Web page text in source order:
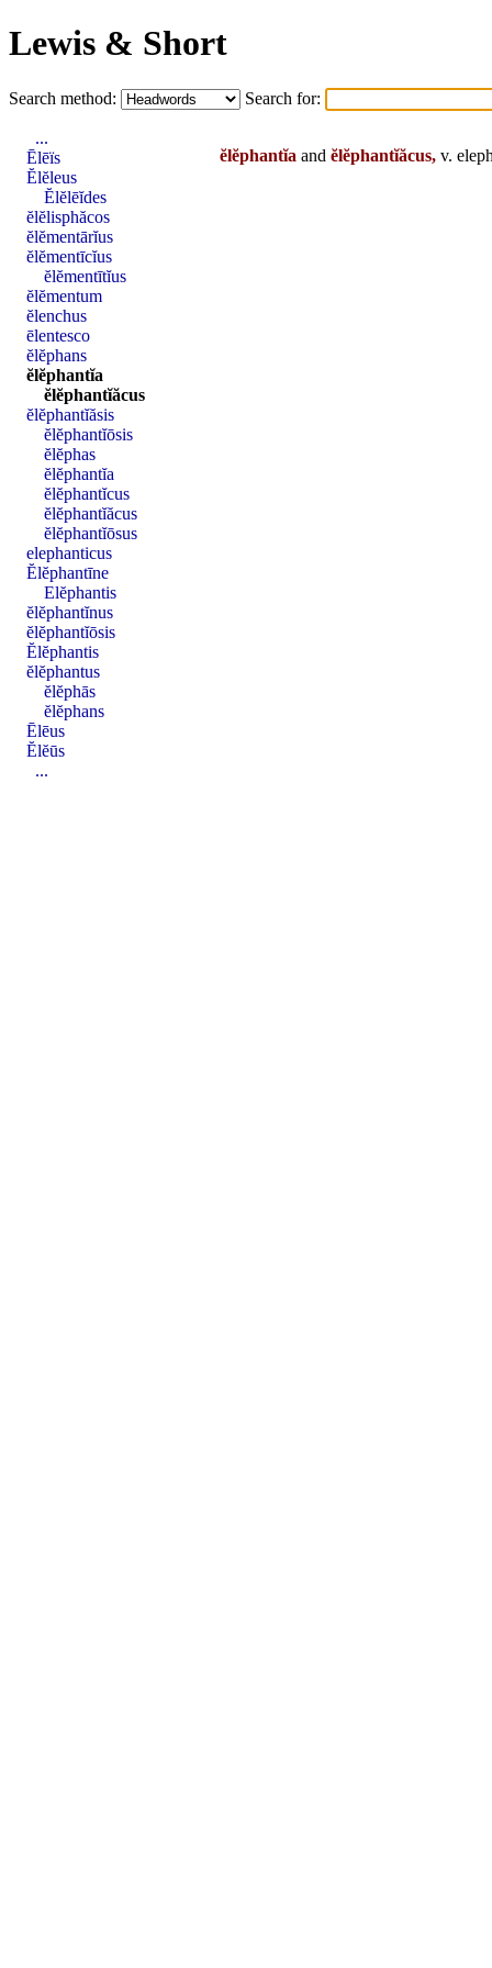
Lewis & Short
Search method: Search for:
ĕlĕphantĭa and ĕlĕphantĭăcus, v.
...
Ēlēïs
Ĕlĕleus
Ĕlĕlēĭdes
ĕlĕlisphăcos
ĕlĕmentārĭus
ĕlĕmentīcĭus
ĕlĕmentītĭus
ĕlĕmentum
ĕlenchus
ēlentesco
ĕlĕphans
ĕlĕphantĭa
ĕlĕphantĭăcus
ĕlĕphantĭăsis
ĕlĕphantĭōsis
ĕlĕphas
ĕlĕphantĭa
ĕlĕphantĭcus
ĕlĕphantĭăcus
ĕlĕphantĭōsus
elephanticus
Ĕlĕphantīne
Elĕphantis
ĕlĕphantĭnus
ĕlĕphantĭōsis
Ĕlĕphantis
ĕlĕphantus
ĕlĕphās
ĕlĕphans
Ēlēus
Ĕlĕūs
...